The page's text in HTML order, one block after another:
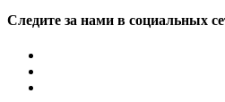
Следите за нами в социальных